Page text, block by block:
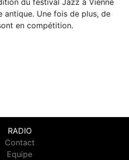
antique. Une fois de plus, de
en compétition.
RADIO
Contact
Equipe